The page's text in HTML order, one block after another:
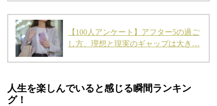
【100人アンケート】アフター5の過ご
し方、理想と現実のギャップは大き…
人生を楽しんでいると感じる瞬間ランキン
グ！